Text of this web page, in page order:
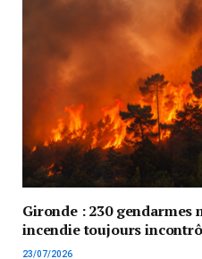
Gironde : 230 gendarmes
incendie toujours
23/07/2026